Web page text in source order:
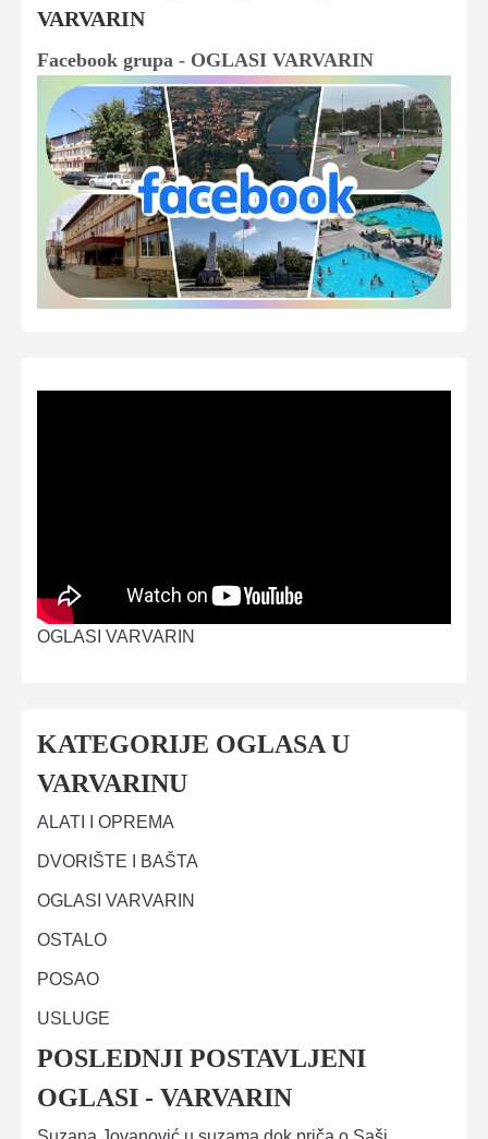
VARVARIN
Facebook grupa - OGLASI VARVARIN
OGLASI VARVARIN
KATEGORIJE OGLASA U
VARVARINU
ALATI I OPREMA
DVORIŠTE I BAŠTA
OGLASI VARVARIN
OSTALO
POSAO
USLUGE
POSLEDNJI POSTAVLJENI
OGLASI - VARVARIN